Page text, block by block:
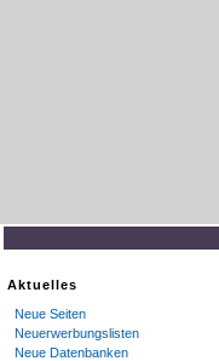
Aktuelles
Neue Seiten
Neuerwerbungslisten
Neue Datenbanken